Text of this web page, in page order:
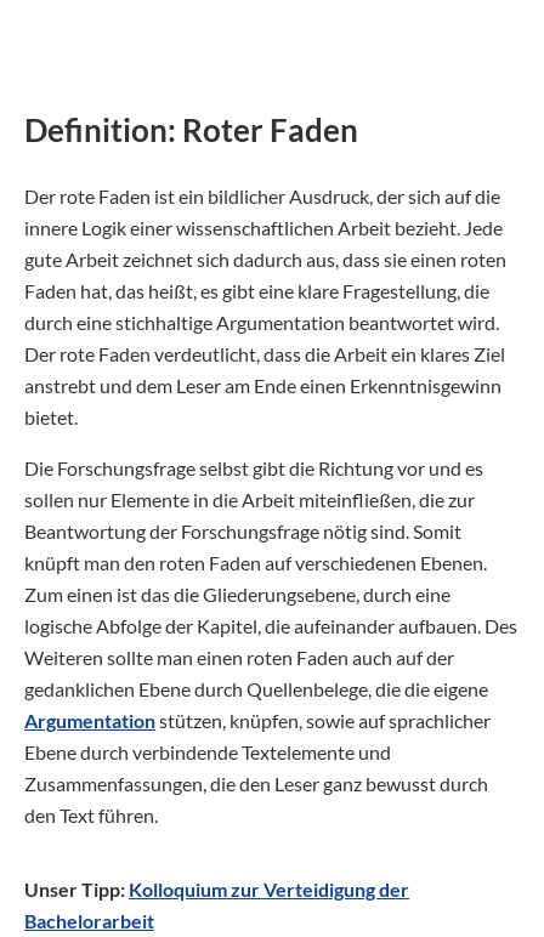
Definition: Roter Faden
Der rote Faden ist ein bildlicher Ausdruck, der sich auf die
innere Logik einer wissenschaftlichen Arbeit bezieht. Jede
gute Arbeit zeichnet sich dadurch aus, dass sie einen roten
Faden hat, das heißt, es gibt eine klare Fragestellung, die
durch eine stichhaltige Argumentation beantwortet wird.
Der rote Faden verdeutlicht, dass die Arbeit ein klares Ziel
anstrebt und dem Leser am Ende einen Erkenntnisgewinn
bietet.
Die Forschungsfrage selbst gibt die Richtung vor und es
sollen nur Elemente in die Arbeit miteinfließen, die zur
Beantwortung der Forschungsfrage nötig sind. Somit
knüpft man den roten Faden auf verschiedenen Ebenen.
Zum einen ist das die Gliederungsebene, durch eine
logische Abfolge der Kapitel, die aufeinander aufbauen. Des
Weiteren sollte man einen roten Faden auch auf der
gedanklichen Ebene durch Quellenbelege, die die eigene
Argumentationstützen, knüpfen, sowie auf sprachlicher
Ebene durch verbindende Textelemente und
Zusammenfassungen, die den Leser ganz bewusst durch
den Text führen.
Unser Tipp: Kolloquium zur Verteidigung der
Bachelorarbeit